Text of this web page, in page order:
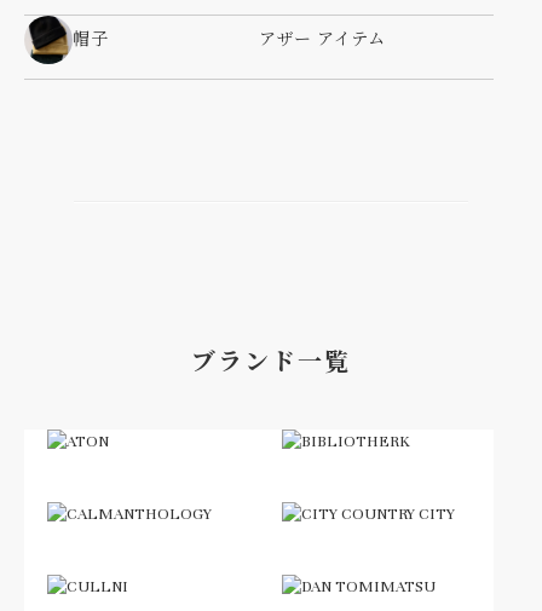
帽子 アザー アイテム
ブランド一覧